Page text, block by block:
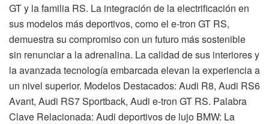
GT y la familia RS. La integración de la electrificación en
sus modelos más deportivos, como el e-tron GT RS,
demuestra su compromiso con un futuro más sostenible
sin renunciar a la adrenalina. La calidad de sus interiores y
la avanzada tecnología embarcada elevan la experiencia a
un nivel superior. Modelos Destacados: Audi R8, Audi RS6
Avant, Audi RS7 Sportback, Audi e-tron GT RS. Palabra
Clave Relacionada: Audi deportivos de lujo BMW: La